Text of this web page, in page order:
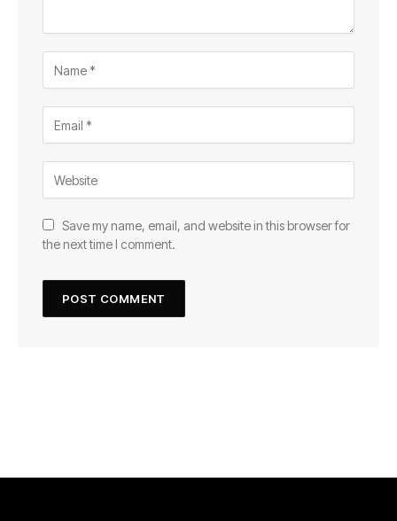
Save my name, email, and website in this browser for
the next time I comment.